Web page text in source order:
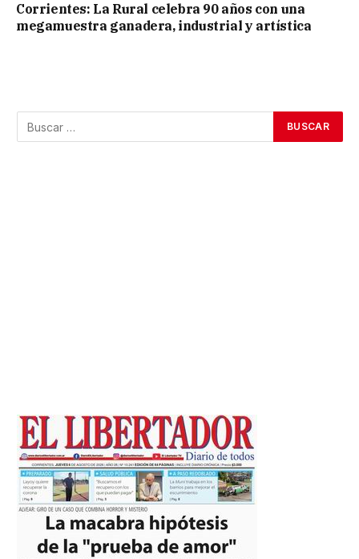
Corrientes: La Rural celebra 90 años con una
megamuestra ganadera, industrial y artística